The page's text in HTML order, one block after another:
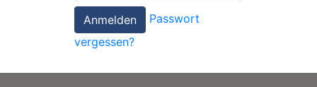
Paper
Passwort
vergessen?